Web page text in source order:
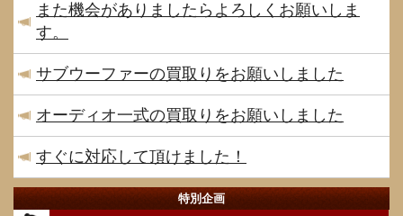
また機会がありましたらよろしくお願いしま
す。
サブウーファーの買取りをお願いしました
オーディオ一式の買取りをお願いしました
すぐに対応して頂けました！
特別企画